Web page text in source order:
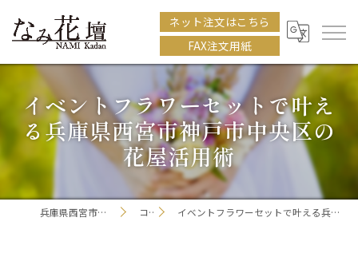
ネット注文はこちら
FAX注文用紙
イベントフラワーセットで叶え
る兵庫県西宮市神戸市中央区の
花屋活用術
兵庫県西宮市の花屋ならなみ花壇 コラム イベントフラワーセットで叶える兵庫県西宮市神戸市中央区の花屋活用術